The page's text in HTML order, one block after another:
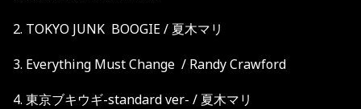
2. TOKYO JUNK BOOGIE / 夏木マリ
3. Everything Must Change / Randy Crawford
4. 東京ブキウギ-standard ver- / 夏木マリ